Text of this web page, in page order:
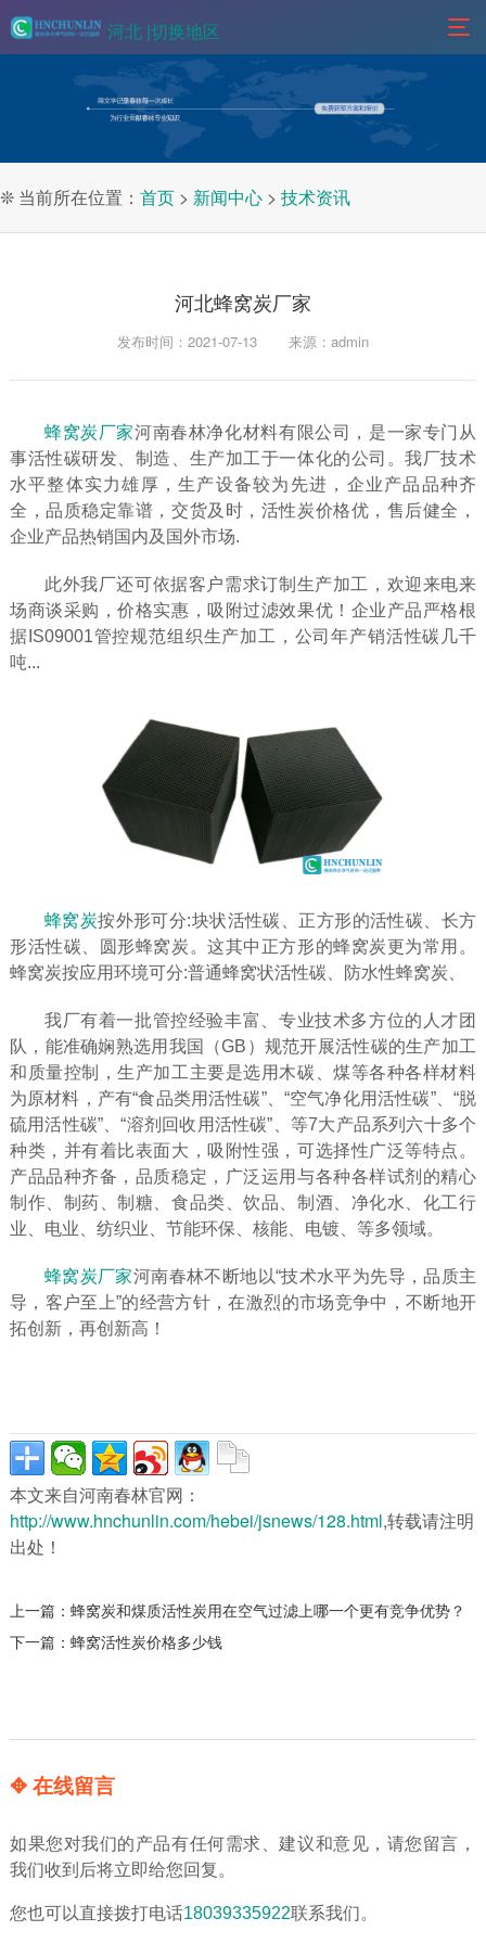
河北 |切换地区
❊ 当前所在位置： 首页 > 新闻中心 > 技术资讯
河北蜂窝炭厂家
发布时间：2021-07-13 来源：admin
蜂窝炭厂家河南春林净化材料有限公司，是一家专门从
事活性碳研发、制造、生产加工于一体化的公司。我厂技术
水平整体实力雄厚，生产设备较为先进，企业产品品种齐
全，品质稳定靠谱，交货及时，活性炭价格优，售后健全，
企业产品热销国内及国外市场.
此外我厂还可依据客户需求订制生产加工，欢迎来电来
场商谈采购，价格实惠，吸附过滤效果优！企业产品严格根
据IS09001管控规范组织生产加工，公司年产销活性碳几千
吨...
蜂窝炭按外形可分:块状活性碳、正方形的活性碳、长方
形活性碳、圆形蜂窝炭。这其中正方形的蜂窝炭更为常用。
蜂窝炭按应用环境可分:普通蜂窝状活性碳、防水性蜂窝炭、
我厂有着一批管控经验丰富、专业技术多方位的人才团
队，能准确娴熟选用我国（GB）规范开展活性碳的生产加工
和质量控制，生产加工主要是选用木碳、煤等各种各样材料
为原材料，产有“食品类用活性碳”、“空气净化用活性碳”、“脱
硫用活性碳”、“溶剂回收用活性碳”、等7大产品系列六十多个
种类，并有着比表面大，吸附性强，可选择性广泛等特点。
产品品种齐备，品质稳定，广泛运用与各种各样试剂的精心
制作、制药、制糖、食品类、饮品、制酒、净化水、化工行
业、电业、纺织业、节能环保、核能、电镀、等多领域。
蜂窝炭厂家河南春林不断地以“技术水平为先导，品质主
导，客户至上”的经营方针，在激烈的市场竞争中，不断地开
拓创新，再创新高！
本文来自河南春林官网：
http://www.hnchunlin.com/hebei/jsnews/128.html,转载请注明
出处！
上一篇： 蜂窝炭和煤质活性炭用在空气过滤上哪一个更有竞争优势？
下一篇： 蜂窝活性炭价格多少钱
✥ 在线留言
如果您对我们的产品有任何需求、建议和意见，请您留言，
我们收到后将立即给您回复。
您也可以直接拨打电话18039335922联系我们。